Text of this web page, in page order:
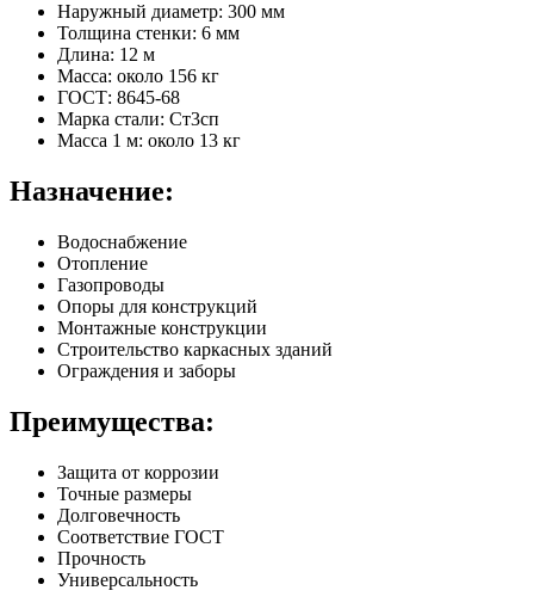
Наружный диаметр: 300 мм
Толщина стенки: 6 мм
Длина: 12 м
Масса: около 156 кг
ГОСТ: 8645-68
Марка стали: Ст3сп
Масса 1 м: около 13 кг
Назначение:
Водоснабжение
Отопление
Газопроводы
Опоры для конструкций
Монтажные конструкции
Строительство каркасных зданий
Ограждения и заборы
Преимущества:
Защита от коррозии
Точные размеры
Долговечность
Соответствие ГОСТ
Прочность
Универсальность